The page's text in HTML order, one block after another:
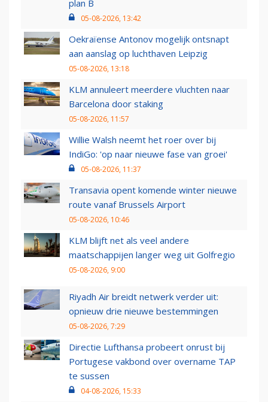
plan B
05-08-2026, 13:42
Oekraïense Antonov mogelijk ontsnapt
aan aanslag op luchthaven Leipzig
05-08-2026, 13:18
KLM annuleert meerdere vluchten naar
Barcelona door staking
05-08-2026, 11:57
Willie Walsh neemt het roer over bij
IndiGo: 'op naar nieuwe fase van groei'
05-08-2026, 11:37
Transavia opent komende winter nieuwe
route vanaf Brussels Airport
05-08-2026, 10:46
KLM blijft net als veel andere
maatschappijen langer weg uit Golfregio
05-08-2026, 9:00
Riyadh Air breidt netwerk verder uit:
opnieuw drie nieuwe bestemmingen
05-08-2026, 7:29
Directie Lufthansa probeert onrust bij
Portugese vakbond over overname TAP
te sussen
04-08-2026, 15:33